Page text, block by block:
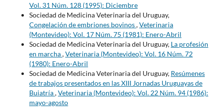
Vol. 31 Núm. 128 (1995): Diciembre
Sociedad de Medicina Veterinaria del Uruguay,
Congelación de embriones bovinos,Veterinaria
(Montevideo): Vol. 17 Núm. 75 (1981): Enero-Abril
Sociedad de Medicina Veterinaria del Uruguay, La profesión
en marcha,Veterinaria (Montevideo): Vol. 16 Núm. 72
(1980): Enero-Abril
Sociedad de Medicina Veterinaria del Uruguay, Resúmenes
de trabajos presentados en las XIII Jornadas Uruguayas de
Buiatría,Veterinaria (Montevideo): Vol. 22 Núm. 94 (1986):
mayo-agosto